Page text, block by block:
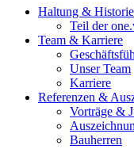
Haltung & Historie
Teil der
Team & Karriere
Unser Team
Karriere
Referenzen &
Vorträge &
Bauherren